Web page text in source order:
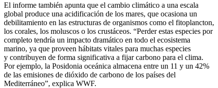
El informe también apunta que el cambio climático a una escala
global produce una acidificación de los mares, que ocasiona un
debilitamiento en las estructuras de organismos como el fitoplancton,
los corales, los moluscos o los crustáceos. “Perder estas especies por
completo tendría un impacto dramático en todo el ecosistema
marino, ya que proveen hábitats vitales para muchas especies
y contribuyen de forma significativa a fijar carbono para el clima.
Por ejemplo, la Posidonia oceánica almacena entre un 11 y un 42%
de las emisiones de dióxido de carbono de los países del
Mediterráneo”, explica WWF.